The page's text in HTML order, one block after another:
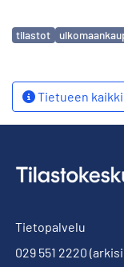
Avainsanat
tilastot
Tietueen
Tietopalvelu
029 551 2220